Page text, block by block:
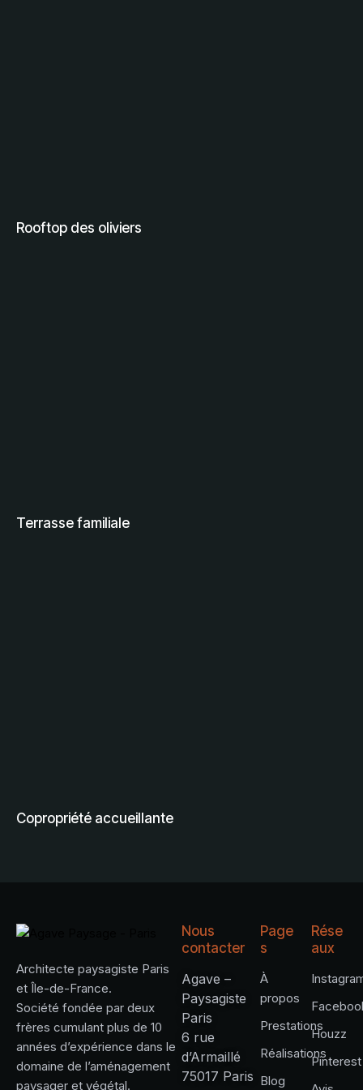
Architecte paysagiste Paris
et Île-de-France.
Société fondée par deux
frères cumulant plus de 10
années d’expérience dans le
domaine de l’aménagement
paysager et végétal.
Nous
contacter
Agave –
Paysagiste
Paris
6 rue
d’Armaillé
75017 Paris
Page
s
À
propos
Prestations
Réalisations
Blog
Rése
aux
Houzz
Pinterest